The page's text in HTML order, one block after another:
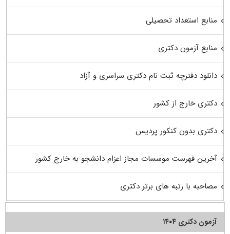
منابع استعداد تحصیلی
منابع آزمون دکتری
دانلود دفترچه ثبت نام دکتری سراسری و آزاد
دکتری خارج از کشور
دکتری بدون کنکور پردیس
آخرین فهرست موسسات مجاز اعزام دانشجو به خارج کشور
مصاحبه با رتبه های برتر دکتری
آزمون دکتری ۱۴۰۴